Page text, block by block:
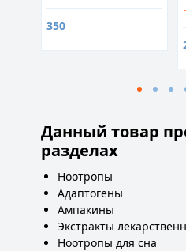
350
Данный товар
разделах
Ноотропы
Адаптогены
Ампакины
Экстракты
Ноотропы для сна